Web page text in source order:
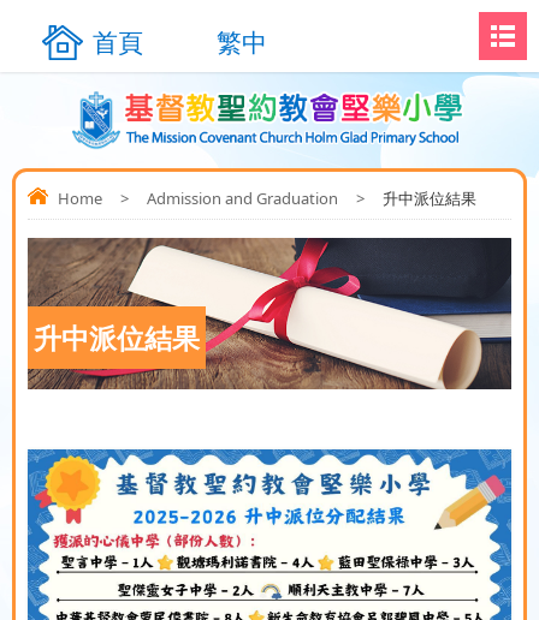
首頁 繁中
Home > Admission and Graduation > 升中派位結果
升中派位結果